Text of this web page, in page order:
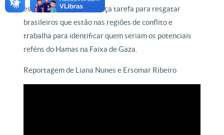
está atuando em uma força tarefa para resgatar
brasileiros que estão nas regiões de conflito e
trabalha para identificar quem seriam os potenciais
reféns do Hamas na Faixa de Gaza.
Reportagem de Liana Nunes e Ersomar Ribeiro